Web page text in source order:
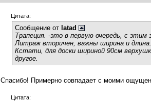
Цитата:
Сообщение от latad
Трапеция. -это в первую очередь, с
Литраж вторичен, важны ширина и длина.
Кстати, для доски шириной 90см
другое.
Спасибо! Примерно совпадает с моими
Цитата: